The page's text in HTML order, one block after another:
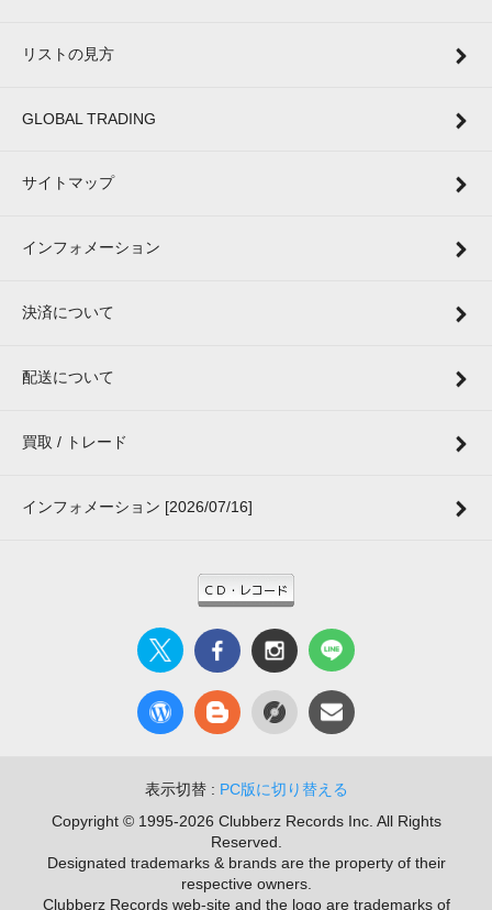
リストの見方
GLOBAL TRADING
サイトマップ
インフォメーション
決済について
配送について
買取 / トレード
インフォメーション [2026/07/16]
表示切替 : PC版に切り替える
Copyright © 1995-2026 Clubberz Records Inc. All Rights
Reserved.
Designated trademarks & brands are the property of their
respective owners.
Clubberz Records web-site and the logo are trademarks of